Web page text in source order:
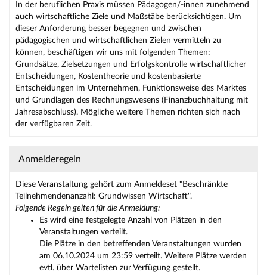
In der beruflichen Praxis müssen Pädagogen/-innen zunehmend
auch wirtschaftliche Ziele und Maßstäbe berücksichtigen. Um
dieser Anforderung besser begegnen und zwischen
pädagogischen und wirtschaftlichen Zielen vermitteln zu
können, beschäftigen wir uns mit folgenden Themen:
Grundsätze, Zielsetzungen und Erfolgskontrolle wirtschaftlicher
Entscheidungen, Kostentheorie und kostenbasierte
Entscheidungen im Unternehmen, Funktionsweise des Marktes
und Grundlagen des Rechnungswesens (Finanzbuchhaltung mit
Jahresabschluss). Mögliche weitere Themen richten sich nach
der verfügbaren Zeit.
Anmelderegeln
Diese Veranstaltung gehört zum Anmeldeset "Beschränkte
Teilnehmendenanzahl: Grundwissen Wirtschaft".
Folgende Regeln gelten für die Anmeldung:
Es wird eine festgelegte Anzahl von Plätzen in den
Veranstaltungen verteilt.
Die Plätze in den betreffenden Veranstaltungen wurden
am 06.10.2024 um 23:59 verteilt. Weitere Plätze werden
evtl. über Wartelisten zur Verfügung gestellt.